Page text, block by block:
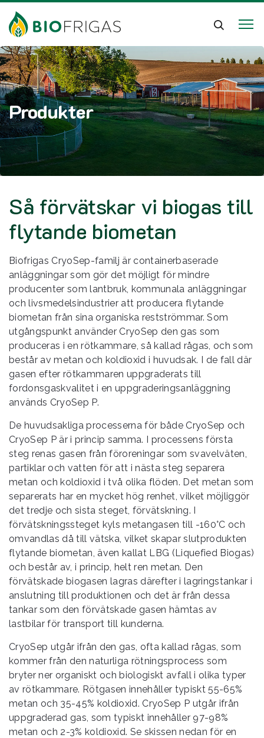
Produkter
Så förvätskar vi biogas till
flytande biometan
Biofrigas CryoSep-familj är containerbaserade
anläggningar som gör det möjligt för mindre
producenter som lantbruk, kommunala anläggningar
och livsmedelsindustrier att producera flytande
biometan från sina organiska restströmmar. Som
utgångspunkt använder CryoSep den gas som
produceras i en rötkammare, så kallad rågas, och som
består av metan och koldioxid i huvudsak. I de fall där
gasen efter rötkammaren uppgraderats till
fordonsgaskvalitet i en uppgraderingsanläggning
används CryoSep P.
De huvudsakliga processerna för både CryoSep och
CryoSep P är i princip samma. I processens första
steg renas gasen från föroreningar som svavelväten,
partiklar och vatten för att i nästa steg separera
metan och koldioxid i två olika flöden. Det metan som
separerats har en mycket hög renhet, vilket möjliggör
det tredje och sista steget, förvätskning. I
förvätskningssteget kyls metangasen till -160°C och
omvandlas då till vätska, vilket skapar slutprodukten
flytande biometan, även kallat LBG (Liquefied Biogas)
och består av, i princip, helt ren metan. Den
förvätskade biogasen lagras därefter i lagringstankar i
anslutning till produktionen och det är från dessa
tankar som den förvätskade gasen hämtas av
lastbilar för transport till kunderna.
CryoSep utgår ifrån den gas, ofta kallad rågas, som
kommer från den naturliga rötningsprocess som
bryter ner organiskt och biologiskt avfall i olika typer
av rötkammare. Rötgasen innehåller typiskt 55-65%
metan och 35-45% koldioxid. CryoSep P utgår ifrån
uppgraderad gas, som typiskt innehåller 97-98%
metan och 2-3% koldioxid. Se skissen nedan för en